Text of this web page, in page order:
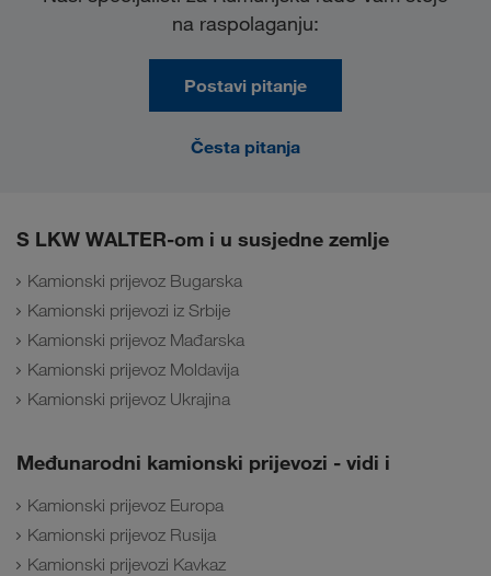
na raspolaganju:
Postavi pitanje
Česta pitanja
S LKW WALTER-om i u susjedne zemlje
Kamionski prijevoz Bugarska
Kamionski prijevozi iz Srbije
Kamionski prijevoz Mađarska
Kamionski prijevoz Moldavija
Kamionski prijevoz Ukrajina
Međunarodni kamionski prijevozi - vidi i
Kamionski prijevoz Europa
Kamionski prijevoz Rusija
Kamionski prijevozi Kavkaz